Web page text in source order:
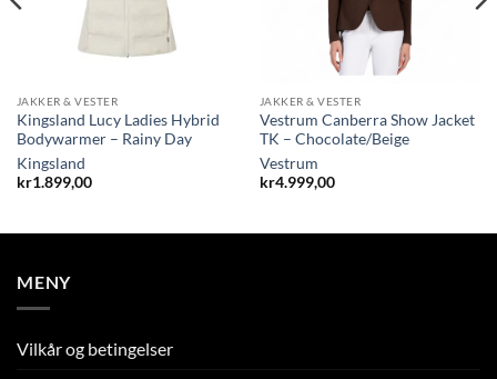
JAKKER & VESTER
Kingsland Lucy Ladies Hybrid
Bodywarmer – Rainy Day
Kingsland
kr1.899,00
JAKKER & VESTER
Vestrum Canberra Show Jacket
TK – Chocolate/Beige
Vestrum
kr4.999,00
MENY
Vilkår og betingelser